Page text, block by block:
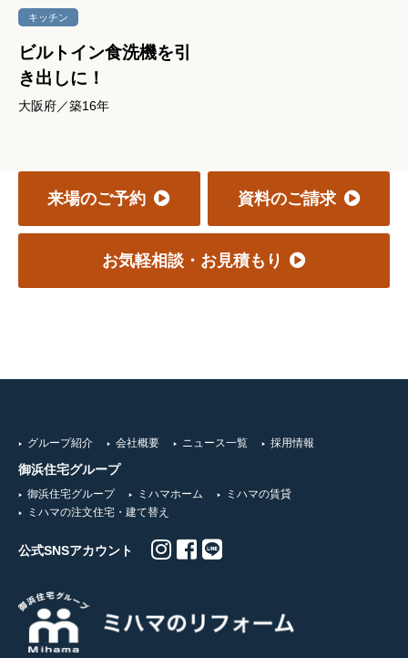
キッチン
ビルトイン食洗機を引
き出しに！
大阪府／築16年
来場のご予約
お気軽相談・お見積もり
資料のご請求
グループ紹介 会社概要 ニュース一覧 採用情報
御浜住宅グループ
御浜住宅グループ ミハマホーム
ミハマの賃貸
ミハマの注文住宅・建て替え
公式SNSアカウント